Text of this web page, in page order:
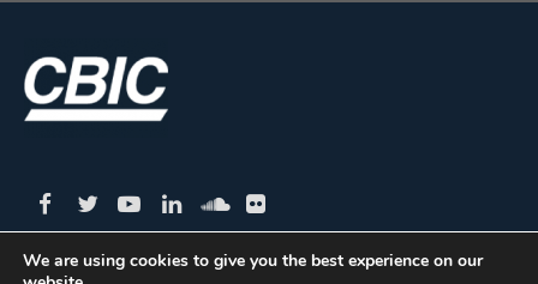
We are using cookies to give you the best experience on our